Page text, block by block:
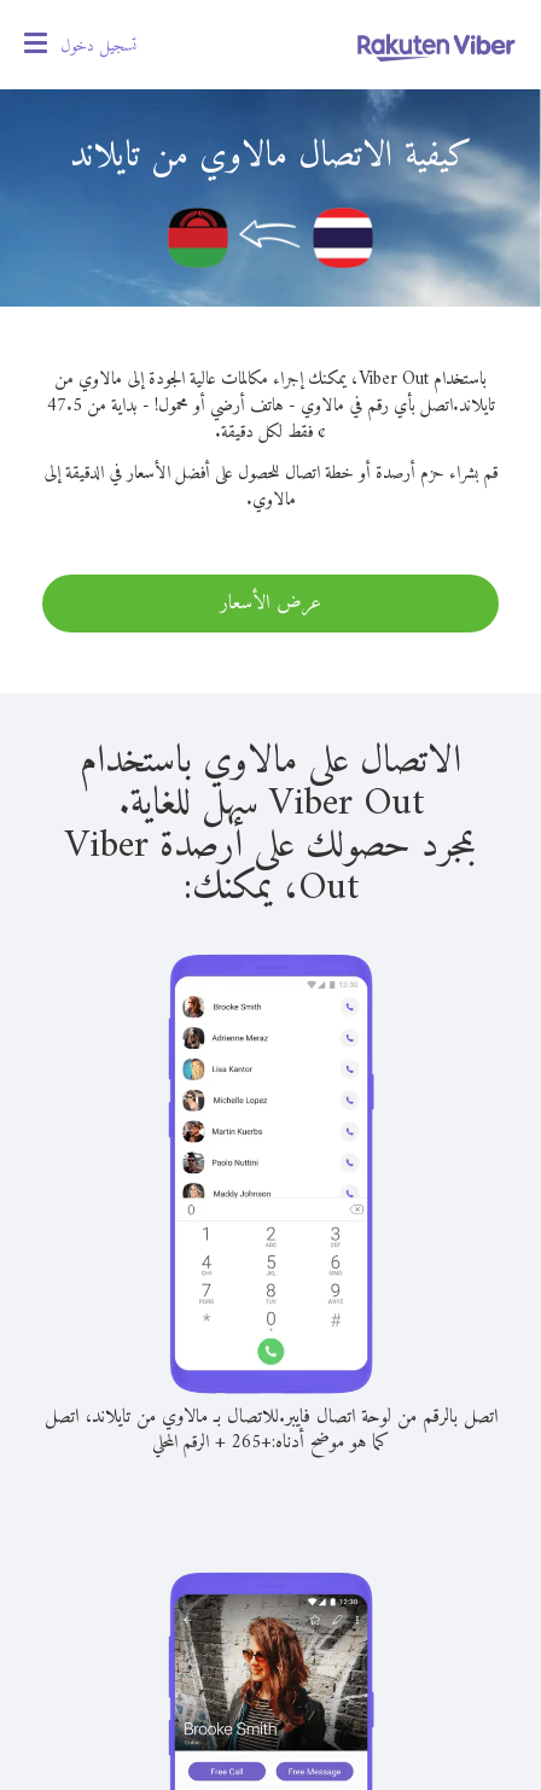
تسجيل دخول
كيفية الاتصال مالاوي من تايلاند
باستخدام Viber Out، يمكنك إجراء مكالمات عالية الجودة إلى مالاوي من
تايلاند.
اتصل بأي رقم في مالاوي - هاتف أرضي أو محمول! - بداية من 47.5
¢ فقط لكل دقيقة.
قم بشراء حزم أرصدة أو خطة اتصال للحصول على أفضل الأسعار في الدقيقة إلى
مالاوي.
عرض الأسعار
الاتصال على مالاوي باستخدام
Viber Out سهل للغاية.
بمجرد حصولك على أرصدة Viber
Out، يمكنك:
اتصل بالرقم من لوحة اتصال فايبر.للاتصال بـ مالاوي من تايلاند، اتصل
كما هو موضح أدناه:+
265
+الرقم المحلي